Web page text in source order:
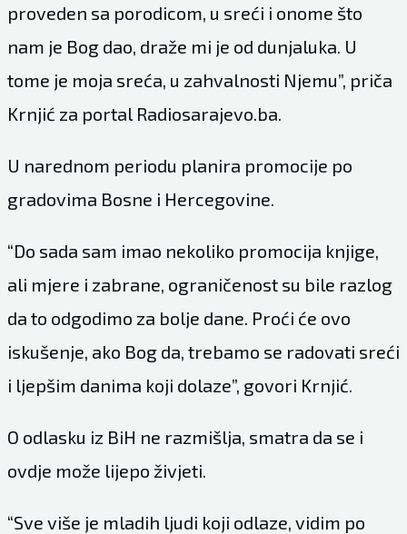
proveden sa porodicom, u sreći i onome što
nam je Bog dao, draže mi je od dunjaluka. U
tome je moja sreća, u zahvalnosti Njemu”, priča
Krnjić za portal Radiosarajevo.ba.
U narednom periodu planira promocije po
gradovima Bosne i Hercegovine.
“Do sada sam imao nekoliko promocija knjige,
ali mjere i zabrane, ograničenost su bile razlog
da to odgodimo za bolje dane. Proći će ovo
iskušenje, ako Bog da, trebamo se radovati sreći
i ljepšim danima koji dolaze”, govori Krnjić.
O odlasku iz BiH ne razmišlja, smatra da se i
ovdje može lijepo živjeti.
“Sve više je mladih ljudi koji odlaze, vidim po